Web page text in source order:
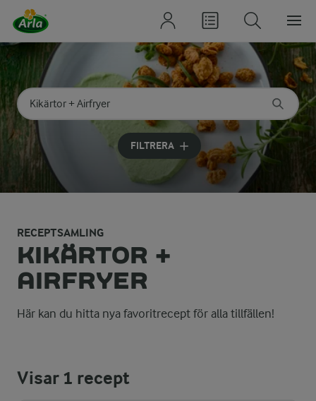
Sök på kategori eller ingrediens
Skriv in sökord för att få förslag
FILTRERA
RECEPTSAMLING
KIKÄRTOR +
AIRFRYER
Här kan du hitta nya favoritrecept för alla tillfällen!
Visar1 recept